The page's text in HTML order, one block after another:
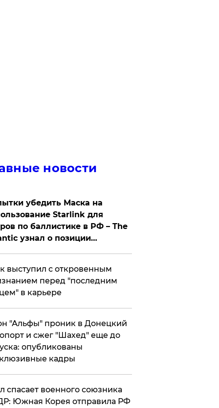
новости
убедить Маска на
Starlink для
по баллистике в РФ – The
узнал о позиции
выступил с откровенным
перед "последним
в карьере
"Альфы" проник в Донецкий
и сжег "Шахед" еще до
опубликованы
кадры
спасает военного союзника
Южная Корея отправила РФ